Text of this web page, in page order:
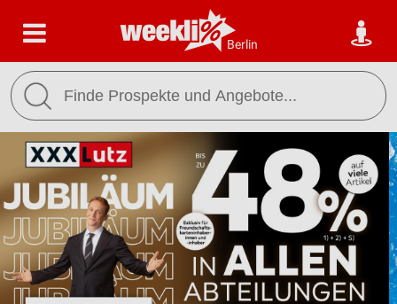
Berlin